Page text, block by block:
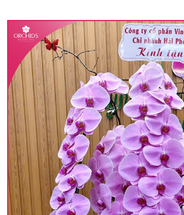
• Giá trên được miễn ship
miễn phí in thiệp - banner
hàng.
• Beautiful Orchids liên kết
trên toàn quốc để phục vụ
khu vực sẽ có mức giá khác
phí mặt bằng, nguyên vật
thay đổi so với giá niêm yết
hàng ở Tỉnh thành khác vui
giá trước khi đặt hàng,
chính xác khi có địa chỉ giao